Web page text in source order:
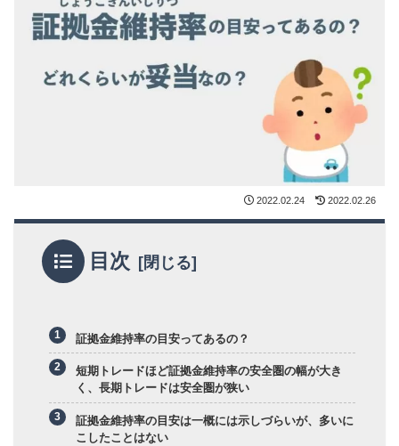
2022.02.24 2022.02.26
目次
証拠金維持率の目安ってあるの？
短期トレードほど証拠金維持率の安全圏の幅が大き
く、長期トレードは安全圏が狭い
証拠金維持率の目安は一概には示しづらいが、多いに
こしたことはない